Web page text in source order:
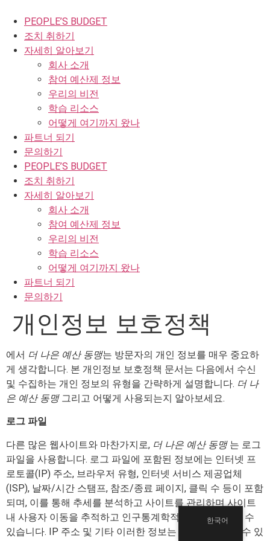
PEOPLE’S BUDGET
조치 취하기
자세히 알아보기
회사 소개
참여 예산제 정보
우리의 비전
학습 리소스
어떻게 여기까지 왔나
파트너 되기
문의하기
PEOPLE’S BUDGET
조치 취하기
자세히 알아보기
회사 소개
참여 예산제 정보
우리의 비전
학습 리소스
어떻게 여기까지 왔나
파트너 되기
문의하기
개인정보 보호정책
에서 더 나은 예산 동맹는 방문자의 개인 정보를 매우 중요하
게 생각합니다. 본 개인정보 보호정책 문서는 다음에서 수신
및 수집하는 개인 정보의 유형을 간략하게 설명합니다. 더 나
은 예산 동맹그리고 어떻게 사용되는지 알아보세요.
로그 파일
다른 많은 웹사이트와 마찬가지로, 더 나은 예산 동맹는 로그
파일을 사용합니다. 로그 파일에 포함된 정보에는 인터넷 프
로토콜(IP) 주소, 브라우저 유형, 인터넷 서비스 제공업체
(ISP), 날짜/시간 스탬프, 참조/종료 페이지, 클릭 수 등이 포함
되며, 이를 통해 추세를 분석하고 사이트를 관리하며 사이트
내 사용자 이동을 추적하고 인구통계학적 정보를 수집할 수
있습니다. IP 주소 및 기타 이러한 정보는 개인을 식별할 수 있
한국어